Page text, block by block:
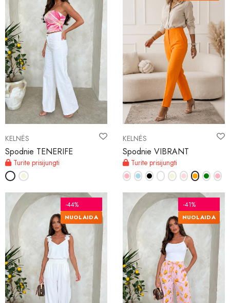
KELNĖS
Spodnie TENERIFE
Turite prisijungti
KELNĖS
Spodnie VIBRANT
Turite prisijungti
-44%
NUOLAIDA
-41%
NUOLAIDA